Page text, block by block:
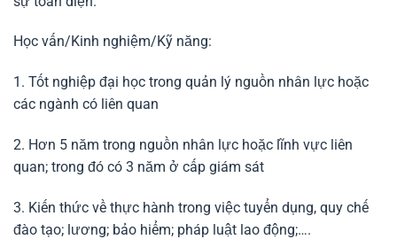
Học vấn/Kinh nghiệm/Kỹ năng:
1. Tốt nghiệp đại học trong quản lý nguồn nhân lực hoặc
các ngành có liên quan
2. Hơn 5 năm trong nguồn nhân lực hoặc lĩnh vực liên
quan; trong đó có 3 năm ở cấp giám sát
3. Kiến thức về thực hành trong việc tuyển dụng, quy chế
đào tạo; lương; bảo hiểm; pháp luật lao động;….